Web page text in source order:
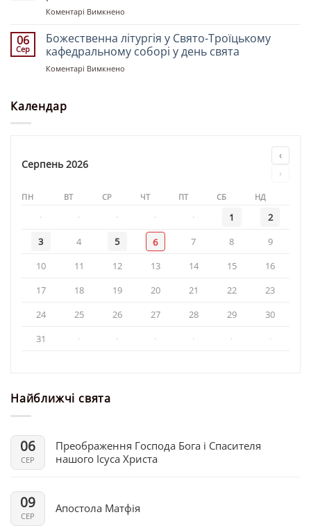
Коментарі Вимкнено
Богослужіння
храмі
06
Сер
Божественна літургія у Свято-Троїцькому
кафедральному соборі у день свята
Коментарі Вимкнено
Календар
Серпень 2026
‹
›
ПН ВТ СР ЧТ ПТ СБ НД
· · · · · 1
2
3
4 5 6 7 8
9
10
11 12 13 14 15
16
17
18 19 20 21 22
23
24
25 26 27 28 29
30
31
· · · · · ·
Найближчі свята
06
СЕР
Преображення Господа Бога і Спасителя
нашого Ісуса Христа
09
СЕР
Апостола Матфія